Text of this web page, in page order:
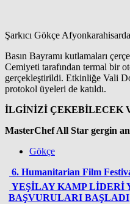
Şarkıcı Gökçe
Basın Bayramı kutlamaları
Cemiyeti tarafından termal bir
gerçekleştirildi. Etkinliğe Vali
protokol üyeleri de katıldı.
İLGİNİZİ ÇEKEBİLECEK
MasterChef All Star gergin
Gökçe
6. Humanitarian Film
YEŞİLAY KAMP LİDERİ
BAŞVURULARI BAŞLADI